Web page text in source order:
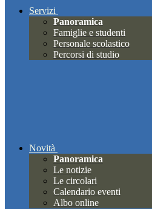
Servizi
Panoramica
Famiglie e studenti
Personale scolastico
Percorsi di studio
Novità
Panoramica
Le notizie
Le circolari
Calendario eventi
Albo online